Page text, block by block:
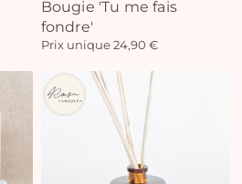
Bougie 'Tu me fais
fondre'
Prix unique 24,90 €